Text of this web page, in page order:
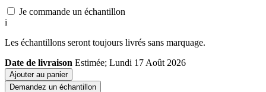
Je commande un échantillon
i
Les échantillons seront toujours livrés sans marquage.
Date de livraison Estimée; Lundi 17 Août 2026
Ajouter au panier
Demandez un échantillon